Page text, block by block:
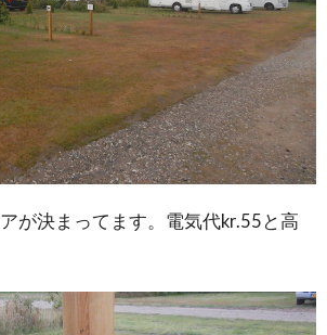
が決まってます。電気代kr.55と高